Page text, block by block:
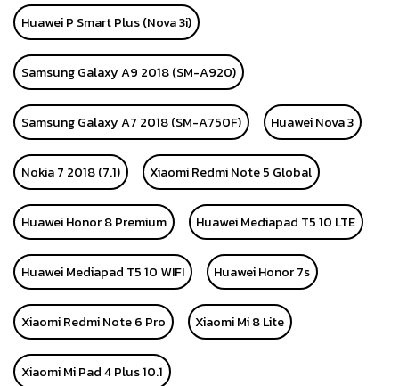
Huawei P Smart Plus (Nova 3i)
Samsung Galaxy A9 2018 (SM-A920)
Samsung Galaxy A7 2018 (SM-A750F) Huawei Nova 3
Nokia 7 2018 (7.1) Xiaomi Redmi Note 5 Global
Huawei Honor 8 Premium Huawei Mediapad T5 10 LTE
Huawei Mediapad T5 10 WIFI Huawei Honor 7s
Xiaomi Redmi Note 6 Pro Xiaomi Mi 8 Lite
Xiaomi Mi Pad 4 Plus 10.1